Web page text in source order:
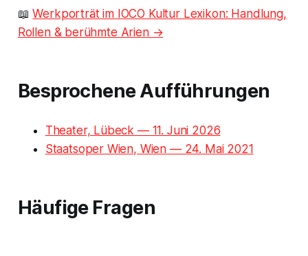
📖Werkporträt im IOCO Kultur Lexikon: Handlung,
Rollen & berühmte Arien →
Besprochene Aufführungen
Theater, Lübeck — 11. Juni 2026
Staatsoper Wien, Wien — 24. Mai 2021
Häufige Fragen